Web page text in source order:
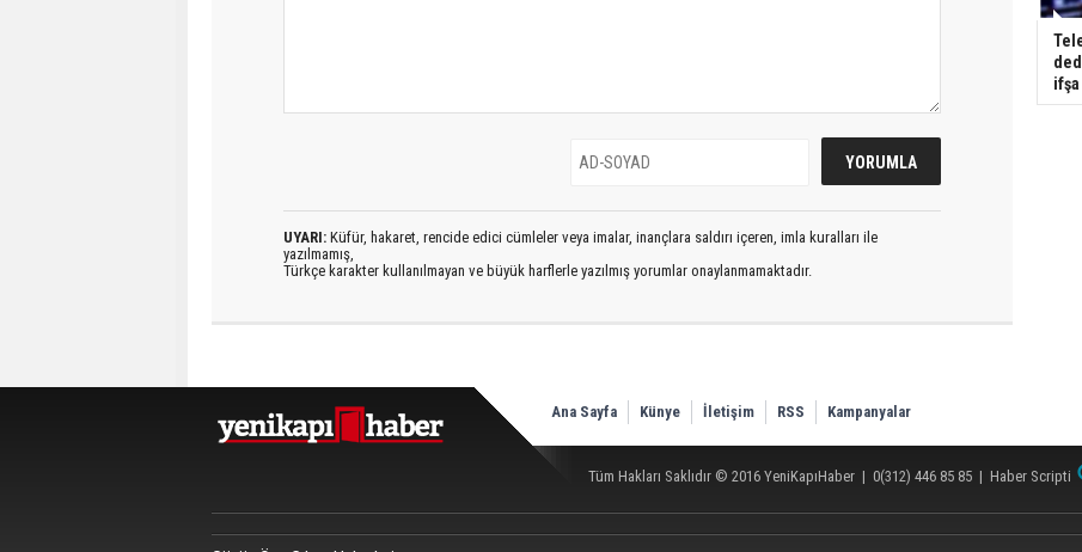
UYARI: Küfür, hakaret, rencide edici cümleler veya imalar, inançlara saldırı içeren, imla kuralları ile
yazılmamış,
Türkçe karakter kullanılmayan ve büyük harflerle yazılmış yorumlar onaylanmamaktadır.
Ana Sayfa Künye İletişim RSS Kampanyalar
Tüm Hakları Saklıdır © 2016 YeniKapıHaber | 0(312) 446 85 85 | Haber Scripti